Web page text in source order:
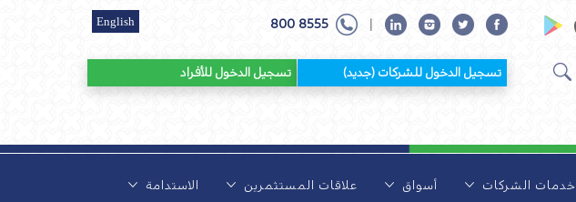
800 8555
English
تسجيل الدخول للأفراد تسجيل الدخول للشركات (جديد)
خدمات الشركات أسواق علاقات المستثمرين الاستدامة